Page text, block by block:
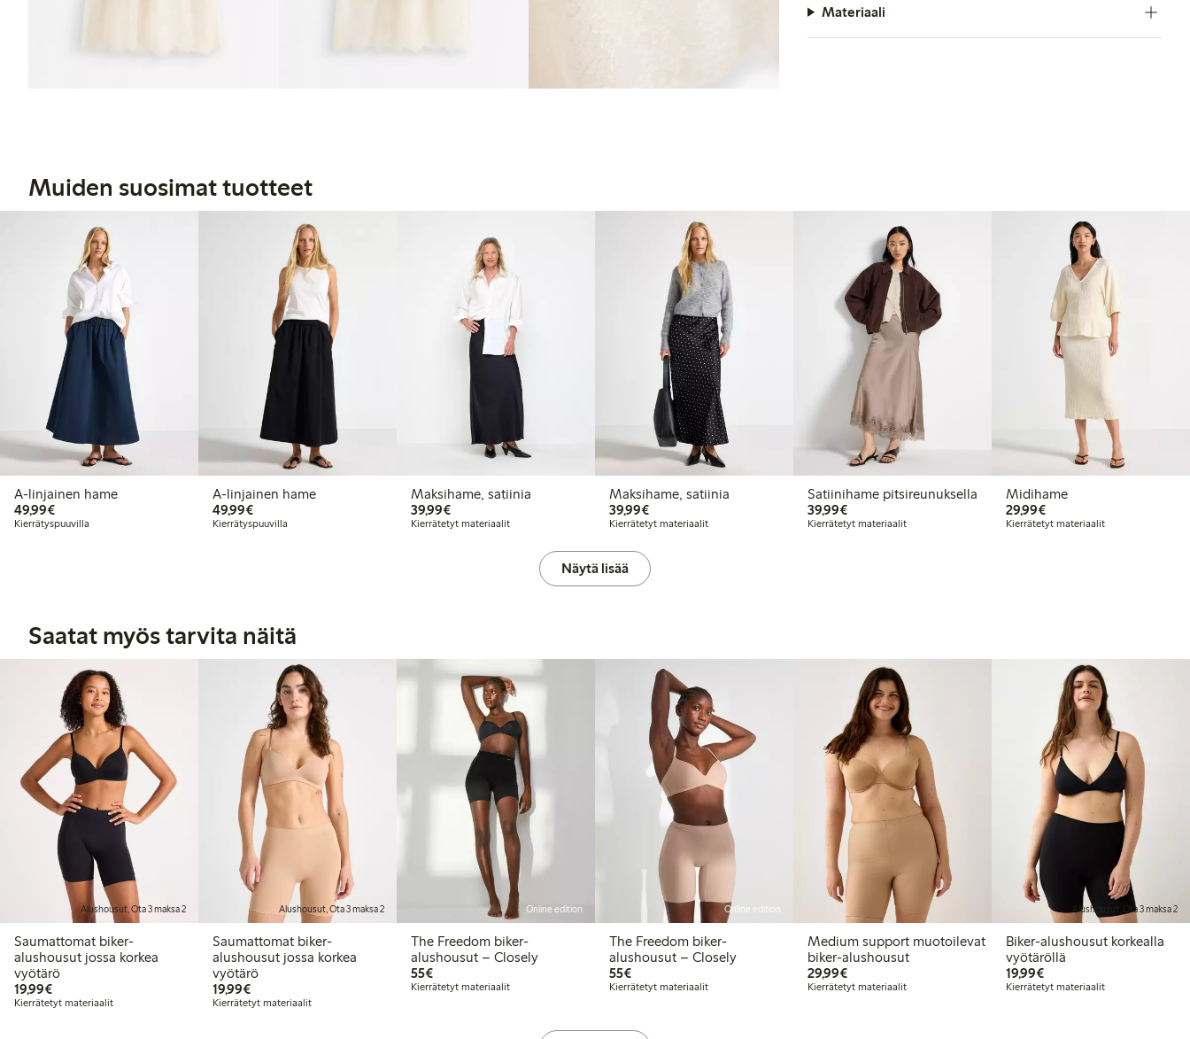
Materiaali
Muiden suosimat tuotteet
A-linjainen hame
49,99€49,99 €
Kierrätyspuuvilla
A-linjainen hame
49,99€49,99 €
Kierrätyspuuvilla
Maksihame, satiinia
39,99€39,99 €
Kierrätetyt materiaalit
Maksihame, satiinia
39,99€39,99 €
Kierrätetyt materiaalit
Satiinihame pitsireunuksella
39,99€39,99 €
Kierrätetyt materiaalit
Midihame
29,99€29,99 €
Kierrätetyt materiaalit
Näytä lisää
Saatat myös tarvita näitä
Alushousut, Ota 3 maksa 2
Saumattomat biker-
alushousut jossa korkea
vyötärö
19,99€19,99 €
Kierrätetyt materiaalit
Alushousut, Ota 3 maksa 2
Saumattomat biker-
alushousut jossa korkea
vyötärö
19,99€19,99 €
Kierrätetyt materiaalit
Online edition
The Freedom biker-
alushousut – Closely
55€55,00 €
Kierrätetyt materiaalit
Online edition
The Freedom biker-
alushousut – Closely
55€55,00 €
Kierrätetyt materiaalit
Medium support muotoilevat
biker-alushousut
29,99€29,99 €
Kierrätetyt materiaalit
Alushousut, Ota 3 maksa 2
Biker-alushousut korkealla
vyötäröllä
19,99€19,99 €
Kierrätetyt materiaalit